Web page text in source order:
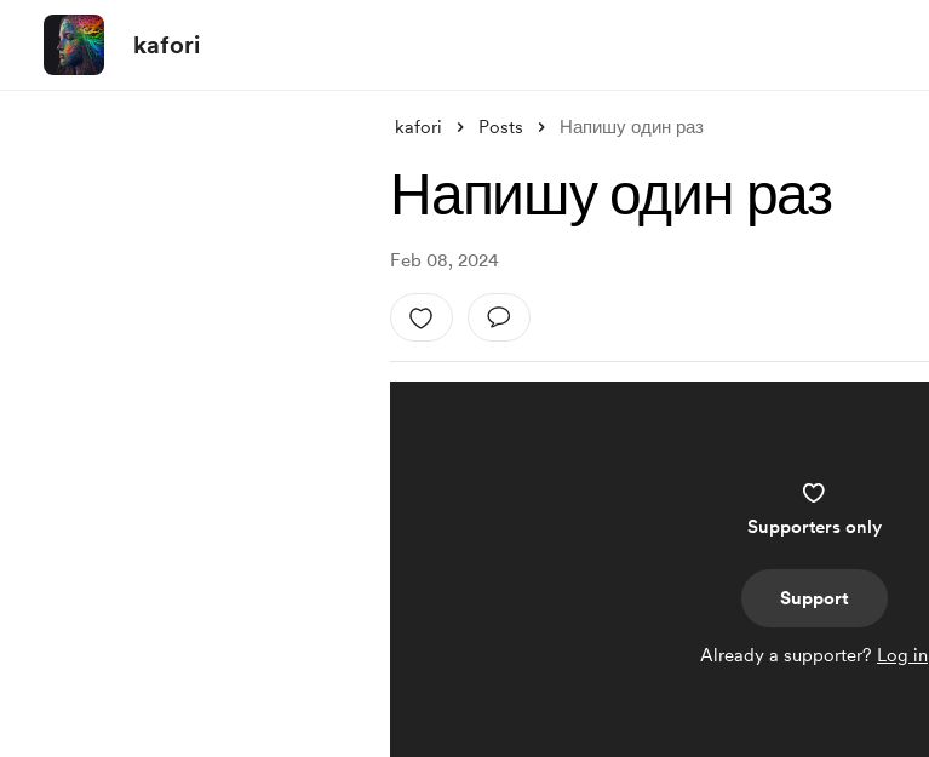
kafori
kafori Posts Напишу один раз
Напишу один раз
Feb 08, 2024
Supporters only
Support
Already a supporter? Log in